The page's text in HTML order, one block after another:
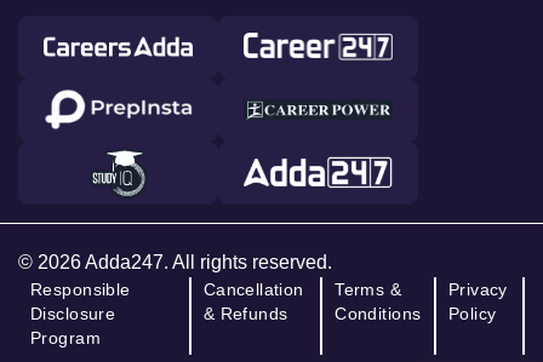
© 2026 Adda247. All rights reserved.
Responsible
Disclosure
Program
Cancellation
& Refunds
Terms &
Conditions
Privacy
Policy